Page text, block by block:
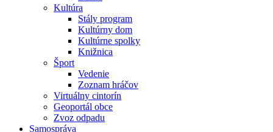
Kultúra
Stály program
Kultúrny dom
Kultúrne spolky
Knižnica
Šport
Vedenie
Zoznam hráčov
Virtuálny cintorín
Geoportál obce
Zvoz odpadu
Samospráva